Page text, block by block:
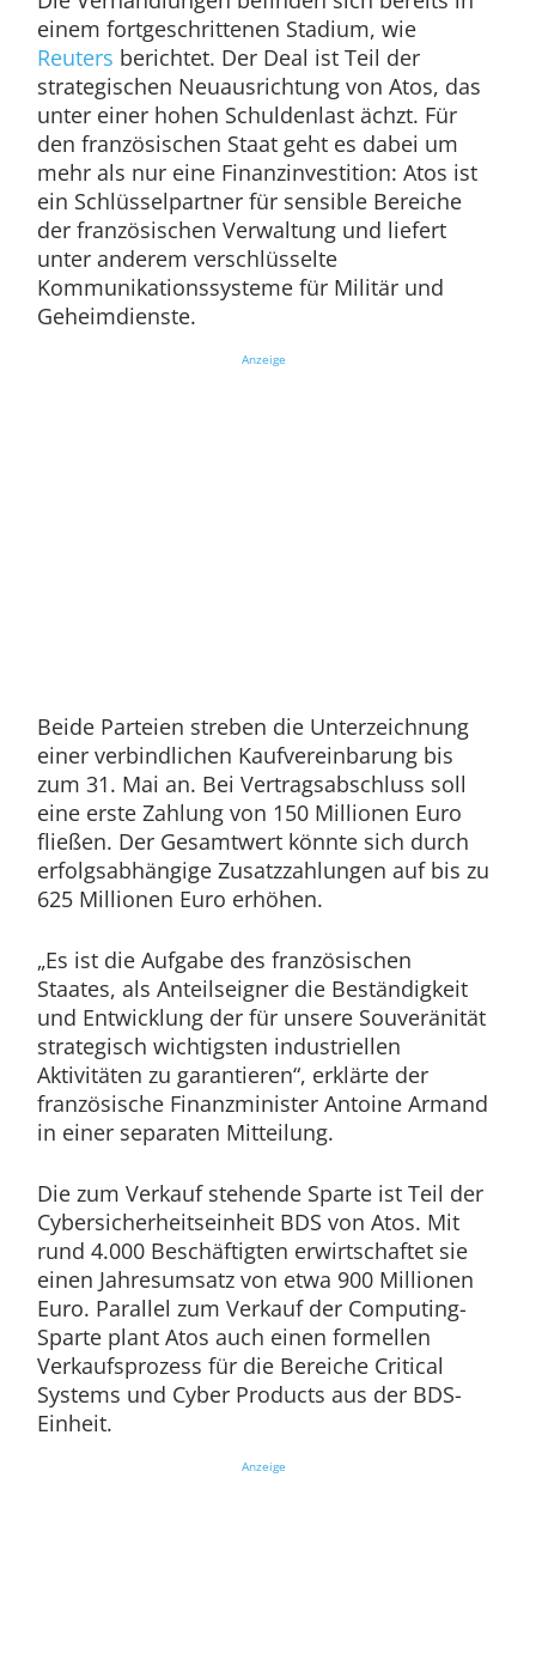
einem fortgeschrittenen Stadium, wie
Reuters berichtet. Der Deal ist Teil der
strategischen Neuausrichtung von Atos, das
unter einer hohen Schuldenlast ächzt. Für
den französischen Staat geht es dabei um
mehr als nur eine Finanzinvestition: Atos ist
ein Schlüsselpartner für sensible Bereiche
der französischen Verwaltung und liefert
unter anderem verschlüsselte
Kommunikationssysteme für Militär und
Geheimdienste.
Anzeige
Beide Parteien streben die Unterzeichnung
einer verbindlichen Kaufvereinbarung bis
zum 31. Mai an. Bei Vertragsabschluss soll
eine erste Zahlung von 150 Millionen Euro
fließen. Der Gesamtwert könnte sich durch
erfolgsabhängige Zusatzzahlungen auf bis zu
625 Millionen Euro erhöhen.
„Es ist die Aufgabe des französischen
Staates, als Anteilseigner die Beständigkeit
und Entwicklung der für unsere Souveränität
strategisch wichtigsten industriellen
Aktivitäten zu garantieren“, erklärte der
französische Finanzminister Antoine Armand
in einer separaten Mitteilung.
Die zum Verkauf stehende Sparte ist Teil der
Cybersicherheitseinheit BDS von Atos. Mit
rund 4.000 Beschäftigten erwirtschaftet sie
einen Jahresumsatz von etwa 900 Millionen
Euro. Parallel zum Verkauf der Computing-
Sparte plant Atos auch einen formellen
Verkaufsprozess für die Bereiche Critical
Systems und Cyber Products aus der BDS-
Einheit.
Anzeige